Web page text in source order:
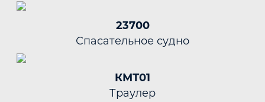
23700
Спасательное судно
КМТ01
Траулер